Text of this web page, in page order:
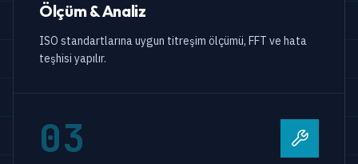
Ölçüm & Analiz
ISO standartlarına uygun titreşim ölçümü, FFT ve hata
teşhisi yapılır.
03